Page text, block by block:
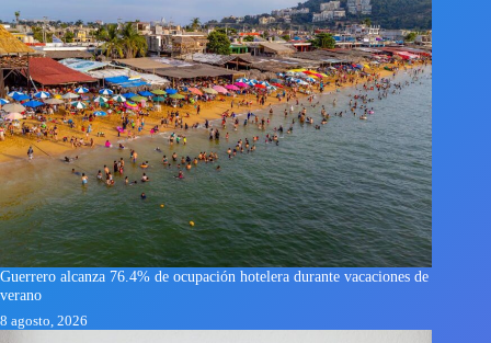
Guerrero alcanza 76.4% de ocupación hotelera durante vacaciones de
verano
8 agosto, 2026